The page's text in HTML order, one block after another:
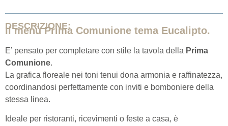
DESCRIZIONE:
Il menù Prima Comunione tema Eucalipto.
E’ pensato per completare con stile la tavola della Prima
Comunione.
La grafica floreale nei toni tenui dona armonia e raffinatezza,
coordinandosi perfettamente con inviti e bomboniere della
stessa linea.
Ideale per ristoranti, ricevimenti o feste a casa, è